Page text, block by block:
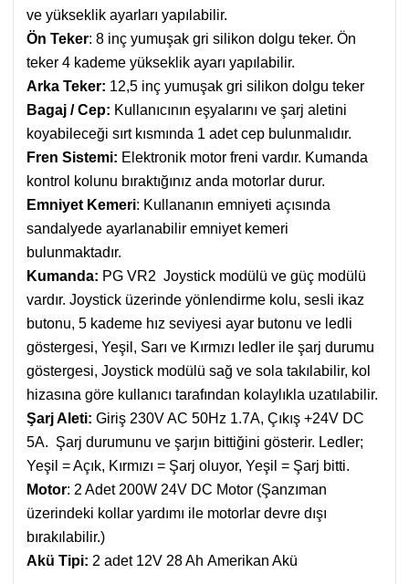
ve yükseklik ayarları yapılabilir.
Ön Teker: 8 inç yumuşak gri silikon dolgu teker. Ön
teker 4 kademe yükseklik ayarı yapılabilir.
Arka Teker: 12,5 inç yumuşak gri silikon dolgu teker
Bagaj / Cep: Kullanıcının eşyalarını ve şarj aletini
koyabileceği sırt kısmında 1 adet cep bulunmalıdır.
Fren Sistemi: Elektronik motor freni vardır. Kumanda
kontrol kolunu bıraktığınız anda motorlar durur.
Emniyet Kemeri: Kullananın emniyeti açısında
sandalyede ayarlanabilir emniyet kemeri
bulunmaktadır.
Kumanda: PG VR2 Joystick modülü ve güç modülü
vardır. Joystick üzerinde yönlendirme kolu, sesli ikaz
butonu, 5 kademe hız seviyesi ayar butonu ve ledli
göstergesi, Yeşil, Sarı ve Kırmızı ledler ile şarj durumu
göstergesi, Joystick modülü sağ ve sola takılabilir, kol
hizasına göre kullanıcı tarafından kolaylıkla uzatılabilir.
Şarj Aleti: Giriş 230V AC 50Hz 1.7A, Çıkış +24V DC
5A. Şarj durumunu ve şarjın bittiğini gösterir. Ledler;
Yeşil = Açık, Kırmızı = Şarj oluyor, Yeşil = Şarj bitti.
Motor: 2 Adet 200W 24V DC Motor (Şanzıman
üzerindeki kollar yardımı ile motorlar devre dışı
bırakılabilir.)
Akü Tipi: 2 adet 12V 28 Ah Amerikan Akü